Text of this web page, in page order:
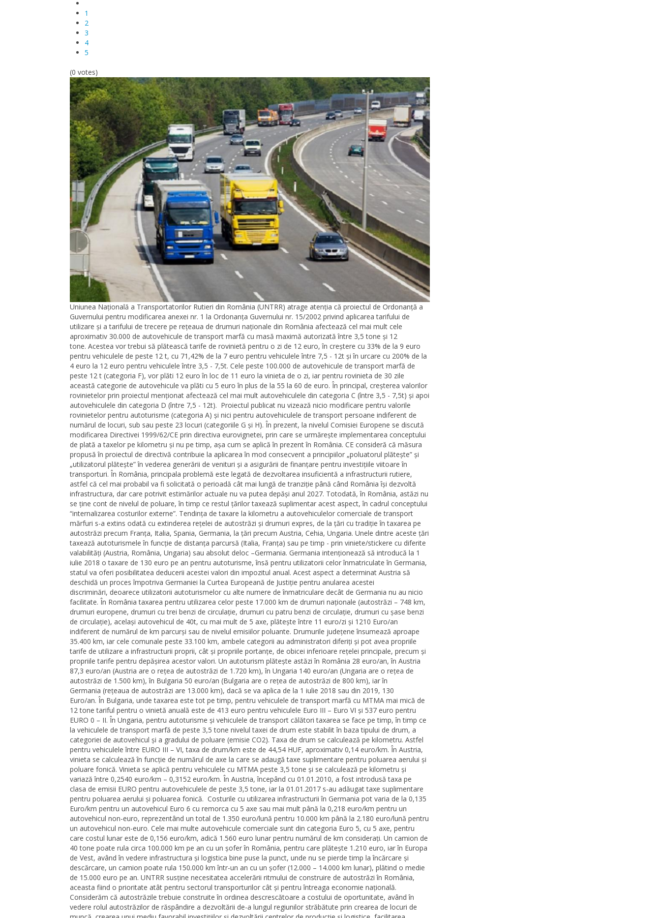
1
2
3
4
5
(0 votes)
Uniunea Națională a Transportatorilor Rutieri din România (UNTRR) atrage atenția că proiectul de Ordonanță a
Guvernului pentru modificarea anexei nr. 1 la Ordonanța Guvernului nr. 15/2002 privind aplicarea tarifului de
utilizare și a tarifului de trecere pe rețeaua de drumuri naționale din România afectează cel mai mult cele
aproximativ 30.000 de autovehicule de transport marfă cu masă maximă autorizată între 3,5 tone și 12
tone. Acestea vor trebui să plătească tarife de rovinietă pentru o zi de 12 euro, în creștere cu 33% de la 9 euro
pentru vehiculele de peste 12 t, cu 71,42% de la 7 euro pentru vehiculele între 7,5 - 12t și în urcare cu 200% de la
4 euro la 12 euro pentru vehiculele între 3,5 - 7,5t. Cele peste 100.000 de autovehicule de transport marfă de
peste 12 t (categoria F), vor plăti 12 euro în loc de 11 euro la vinieta de o zi, iar pentru rovinieta de 30 zile
această categorie de autovehicule va plăti cu 5 euro în plus de la 55 la 60 de euro. În principal, creșterea valorilor
rovinietelor prin proiectul menționat afectează cel mai mult autovehiculele din categoria C (între 3,5 - 7,5t) și apoi
autovehiculele din categoria D (între 7,5 - 12t). Proiectul publicat nu vizează nicio modificare pentru valorile
rovinietelor pentru autoturisme (categoria A) și nici pentru autovehiculele de transport persoane indiferent de
numărul de locuri, sub sau peste 23 locuri (categoriile G și H). În prezent, la nivelul Comisiei Europene se discută
modificarea Directivei 1999/62/CE prin directiva eurovignetei, prin care se urmărește implementarea conceptului
de plată a taxelor pe kilometru și nu pe timp, așa cum se aplică în prezent în România. CE consideră că măsura
propusă în proiectul de directivă contribuie la aplicarea în mod consecvent a principiilor „poluatorul plătește” și
„utilizatorul plătește” în vederea generării de venituri și a asigurării de finanțare pentru investițiile viitoare în
transporturi. În România, principala problemă este legată de dezvoltarea insuficientă a infrastructurii rutiere,
astfel că cel mai probabil va fi solicitată o perioadă cât mai lungă de tranziție până când România își dezvoltă
infrastructura, dar care potrivit estimărilor actuale nu va putea depăși anul 2027. Totodată, în România, astăzi nu
se ține cont de nivelul de poluare, în timp ce restul țărilor taxează suplimentar acest aspect, în cadrul conceptului
“internalizarea costurilor externe”. Tendința de taxare la kilometru a autovehiculelor comerciale de transport
mărfuri s-a extins odată cu extinderea rețelei de autostrăzi și drumuri expres, de la țări cu tradiție în taxarea pe
autostrăzi precum Franța, Italia, Spania, Germania, la țări precum Austria, Cehia, Ungaria. Unele dintre aceste țări
taxează autoturismele în funcție de distanța parcursă (Italia, Franța) sau pe timp - prin viniete/stickere cu diferite
valabilități (Austria, România, Ungaria) sau absolut deloc –Germania. Germania intenționează să introducă la 1
iulie 2018 o taxare de 130 euro pe an pentru autoturisme, însă pentru utilizatorii celor înmatriculate în Germania,
statul va oferi posibilitatea deducerii acestei valori din impozitul anual. Acest aspect a determinat Austria să
deschidă un proces împotriva Germaniei la Curtea Europeană de Justiție pentru anularea acestei
discriminări, deoarece utilizatorii autoturismelor cu alte numere de înmatriculare decât de Germania nu au nicio
facilitate. În România taxarea pentru utilizarea celor peste 17.000 km de drumuri naționale (autostrăzi – 748 km,
drumuri europene, drumuri cu trei benzi de circulație, drumuri cu patru benzi de circulație, drumuri cu șase benzi
de circulație), același autovehicul de 40t, cu mai mult de 5 axe, plătește între 11 euro/zi și 1210 Euro/an
indiferent de numărul de km parcurși sau de nivelul emisiilor poluante. Drumurile județene însumează aproape
35.400 km, iar cele comunale peste 33.100 km, ambele categorii au administratori diferiți și pot avea propriile
tarife de utilizare a infrastructurii proprii, cât și propriile portanțe, de obicei inferioare rețelei principale, precum și
propriile tarife pentru depășirea acestor valori. Un autoturism plătește astăzi în România 28 euro/an, în Austria
87,3 euro/an (Austria are o rețea de autostrăzi de 1.720 km), în Ungaria 140 euro/an (Ungaria are o rețea de
autostrăzi de 1.500 km), în Bulgaria 50 euro/an (Bulgaria are o rețea de autostrăzi de 800 km), iar în
Germania (rețeaua de autostrăzi are 13.000 km), dacă se va aplica de la 1 iulie 2018 sau din 2019, 130
Euro/an. În Bulgaria, unde taxarea este tot pe timp, pentru vehiculele de transport marfă cu MTMA mai mică de
12 tone tariful pentru o vinietă anuală este de 413 euro pentru vehiculele Euro III – Euro VI și 537 euro pentru
EURO 0 – II. În Ungaria, pentru autoturisme și vehiculele de transport călători taxarea se face pe timp, în timp ce
la vehiculele de transport marfă de peste 3,5 tone nivelul taxei de drum este stabilit în baza tipului de drum, a
categoriei de autovehicul și a gradului de poluare (emisie CO2). Taxa de drum se calculează pe kilometru. Astfel
pentru vehiculele între EURO III – VI, taxa de drum/km este de 44,54 HUF, aproximativ 0,14 euro/km. În Austria,
vinieta se calculează în funcție de numărul de axe la care se adaugă taxe suplimentare pentru poluarea aerului și
poluare fonică. Vinieta se aplică pentru vehiculele cu MTMA peste 3,5 tone și se calculează pe kilometru și
variază între 0,2540 euro/km – 0,3152 euro/km. În Austria, începând cu 01.01.2010, a fost introdusă taxa pe
clasa de emisii EURO pentru autovehiculele de peste 3,5 tone, iar la 01.01.2017 s-au adăugat taxe suplimentare
pentru poluarea aerului și poluarea fonică. Costurile cu utilizarea infrastructurii în Germania pot varia de la 0,135
Euro/km pentru un autovehicul Euro 6 cu remorca cu 5 axe sau mai mult până la 0,218 euro/km pentru un
autovehicul non-euro, reprezentând un total de 1.350 euro/lună pentru 10.000 km până la 2.180 euro/lună pentru
un autovehicul non-euro. Cele mai multe autovehicule comerciale sunt din categoria Euro 5, cu 5 axe, pentru
care costul lunar este de 0,156 euro/km, adică 1.560 euro lunar pentru numărul de km considerați. Un camion de
40 tone poate rula circa 100.000 km pe an cu un șofer în România, pentru care plătește 1.210 euro, iar în Europa
de Vest, având în vedere infrastructura și logistica bine puse la punct, unde nu se pierde timp la încărcare și
descărcare, un camion poate rula 150.000 km într-un an cu un șofer (12.000 – 14.000 km lunar), plătind o medie
de 15.000 euro pe an. UNTRR susține necesitatea accelerării ritmului de construire de autostrăzi în România,
aceasta fiind o prioritate atât pentru sectorul transporturilor cât și pentru întreaga economie națională.
Considerăm că autostrăzile trebuie construite în ordinea descrescătoare a costului de oportunitate, având în
vedere rolul autostrăzilor de răspândire a dezvoltării de-a lungul regiunilor străbătute prin crearea de locuri de